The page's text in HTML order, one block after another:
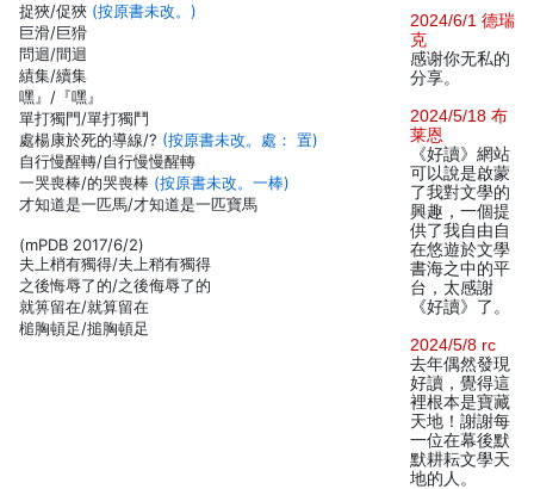
捉狹/促狹 (按原書未改。)
巨滑/巨猾
問迴/間迴
績集/續集
嘿』/『嘿』
單打獨門/單打獨鬥
處楊康於死的導線/? (按原書未改。處： 置)
自行慢醒轉/自行慢慢醒轉
一哭喪棒/的哭喪棒 (按原書未改。一棒)
才知道是一匹馬/才知道是一匹寶馬
(mPDB 2017/6/2)
夫上梢有獨得/夫上稍有獨得
之後悔辱了的/之後侮辱了的
就箅留在/就算留在
槌胸頓足/搥胸頓足
2024/6/1 德瑞
克
感谢你无私的
分享。
2024/5/18 布
莱恩
《好讀》網站
可以說是啟蒙
了我對文學的
興趣，一個提
供了我自由自
在悠遊於文學
書海之中的平
台，太感謝
《好讀》了。
2024/5/8 rc
去年偶然發現
好讀，覺得這
裡根本是寶藏
天地！謝謝每
一位在幕後默
默耕耘文學天
地的人。